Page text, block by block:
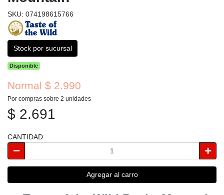
SKU: 074198615766
Stock por sucursal
Disponible
Normal $ 2.990
Por compras sobre 2 unidades
$ 2.691
CANTIDAD
Agregar al carro